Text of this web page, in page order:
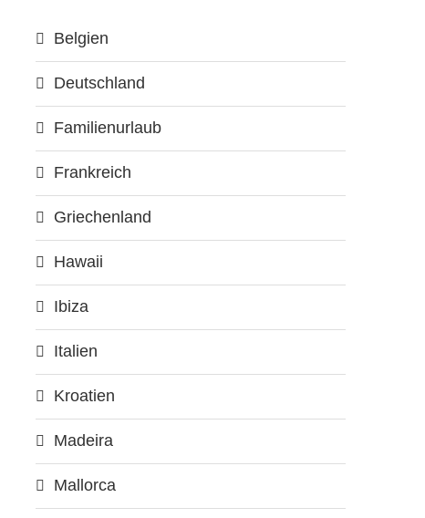
Belgien
Deutschland
Familienurlaub
Frankreich
Griechenland
Hawaii
Ibiza
Italien
Kroatien
Madeira
Mallorca